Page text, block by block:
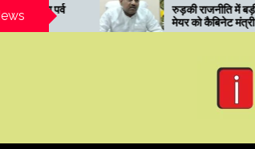
रुड़की राजनीति में बड़ी हलचल,पूर्व
मेयर को कैबिनेट मंत्री ने दी जान से
मारने की धमकी